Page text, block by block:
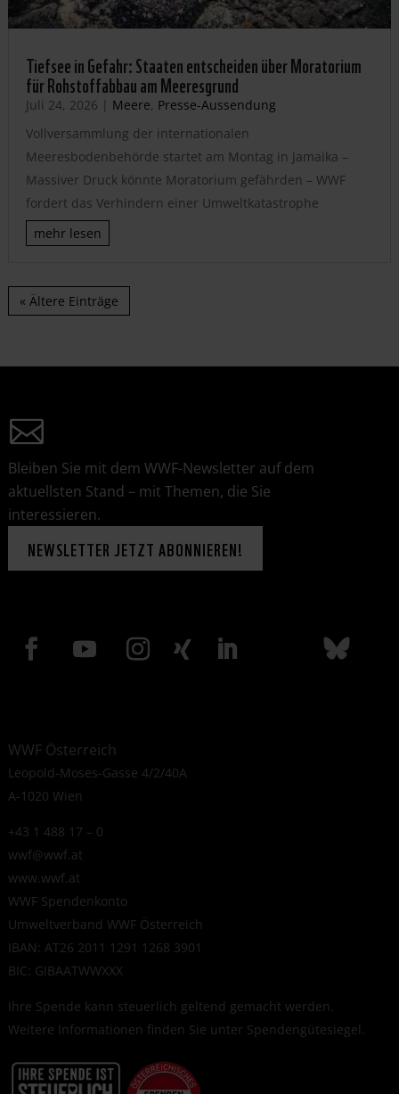
Tiefsee in Gefahr: Staaten entscheiden über Moratorium
für Rohstoffabbau am Meeresgrund
Juli 24, 2026 | Meere, Presse-Aussendung
Vollversammlung der internationalen
Meeresbodenbehörde startet am Montag in Jamaika –
Massiver Druck könnte Moratorium gefährden – WWF
fordert das Verhindern einer Umweltkatastrophe
mehr lesen
« Ältere Einträge
Bleiben Sie mit dem WWF-Newsletter auf dem
aktuellsten Stand – mit Themen, die Sie
interessieren.
NEWSLETTER JETZT ABONNIEREN!
WWF Österreich
Leopold-Moses-Gasse 4/2/40A
A-1020 Wien
+43 1 488 17 – 0
wwf@wwf.at
www.wwf.at
WWF Spendenkonto
Umweltverband WWF Österreich
IBAN: AT26 2011 1291 1268 3901
BIC: GIBAATWWXXX
Ihre Spende kann steuerlich geltend gemacht werden.
Weitere Informationen finden Sie unter Spendengütesiegel